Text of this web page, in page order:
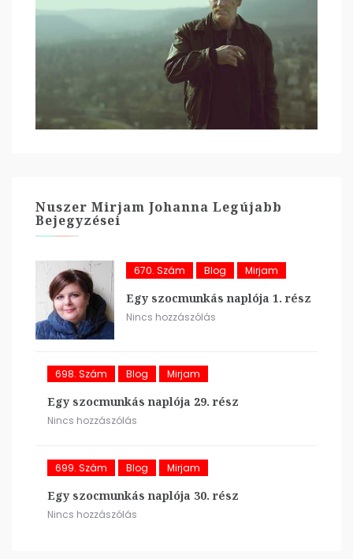
Nuszer Mirjam Johanna Legújabb
Bejegyzései
670. Szám Blog Mirjam
Egy szocmunkás naplója 1. rész
Nincs hozzászólás
698. Szám Blog Mirjam
Egy szocmunkás naplója 29. rész
Nincs hozzászólás
699. Szám Blog Mirjam
Egy szocmunkás naplója 30. rész
Nincs hozzászólás